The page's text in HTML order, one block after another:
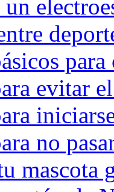
un
evitar
no
mascota